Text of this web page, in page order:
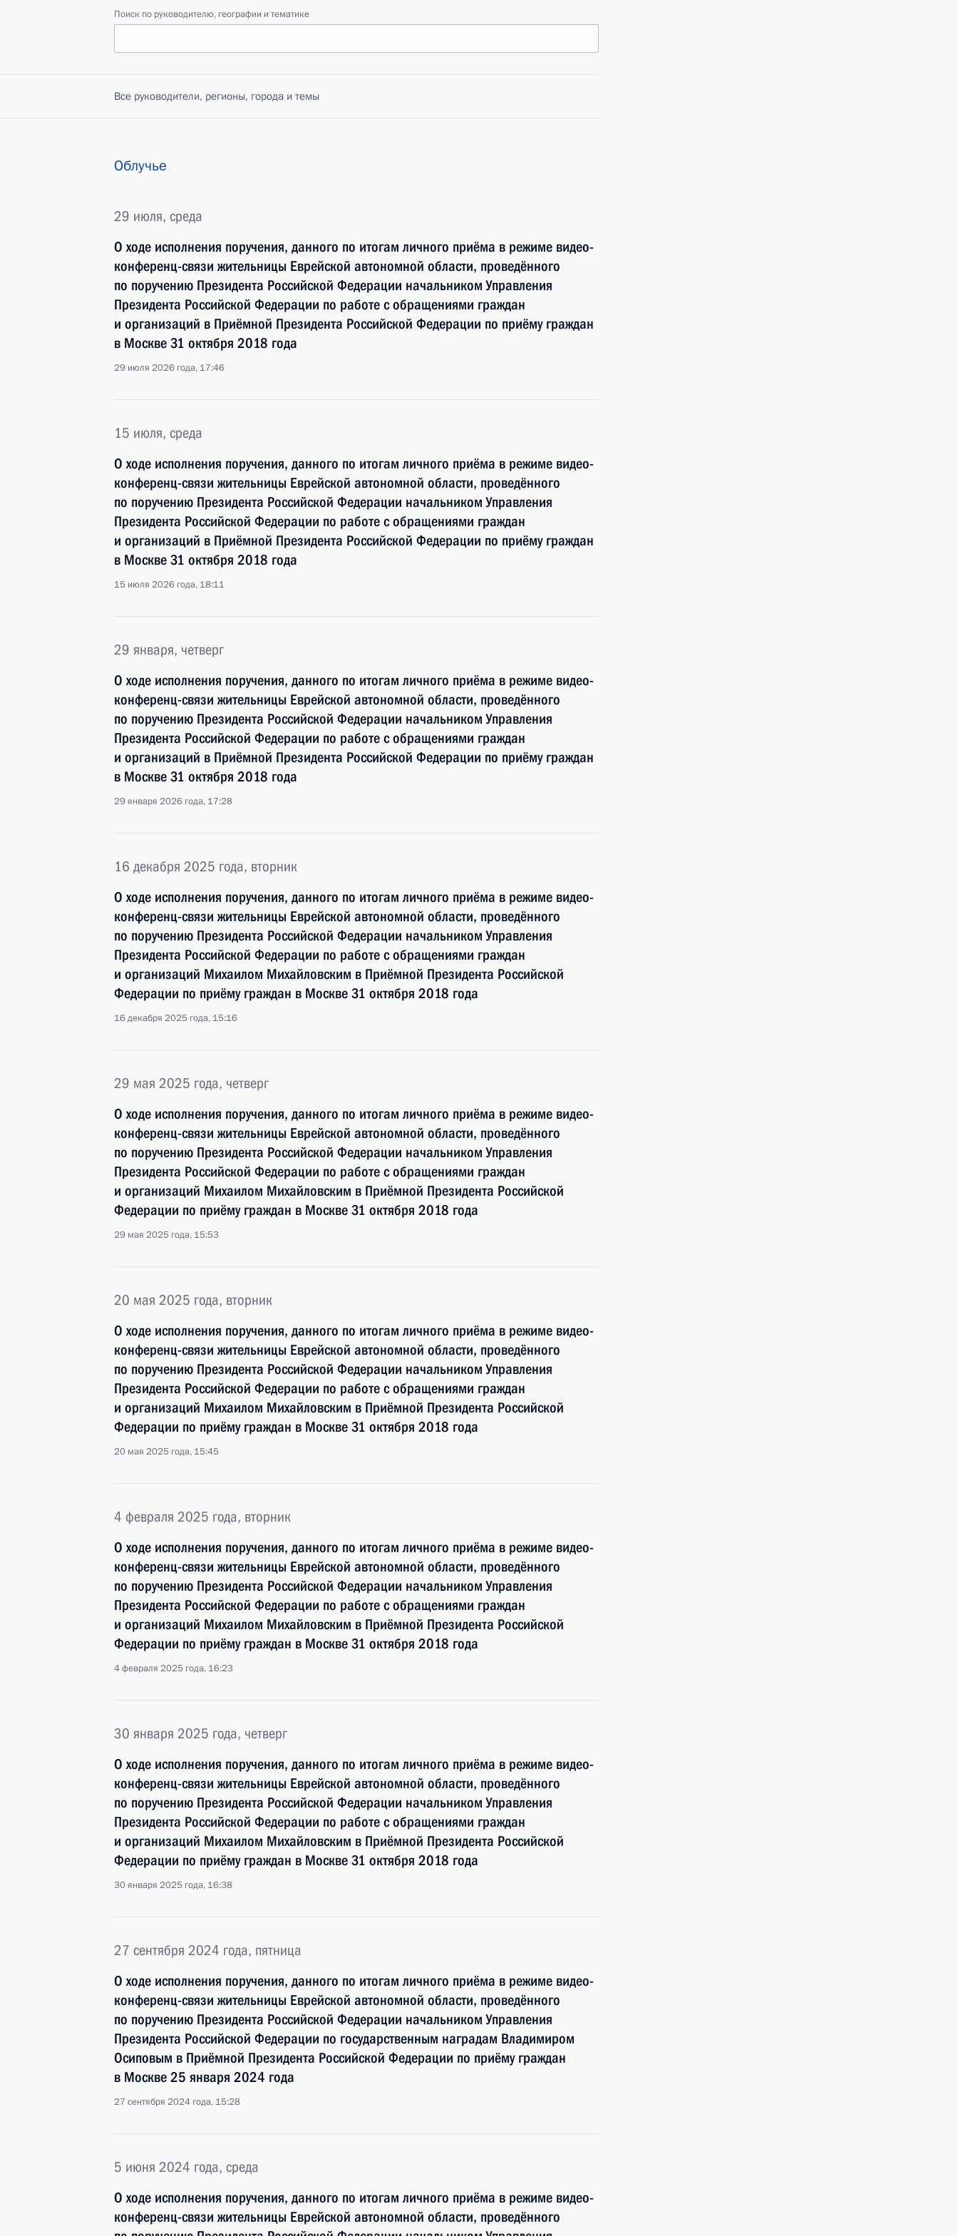
Поиск по руководителю, географии и тематике
Все руководители, регионы, города и темы
Облучье
29 июля, среда
О ходе исполнения поручения, данного по итогам личного приёма в режиме видео-
конференц-связи жительницы Еврейской автономной области, проведённого
по поручению Президента Российской Федерации начальником Управления
Президента Российской Федерации по работе с обращениями граждан
и организаций в Приёмной Президента Российской Федерации по приёму граждан
в Москве 31 октября 2018 года
29 июля 2026 года, 17:46
15 июля, среда
О ходе исполнения поручения, данного по итогам личного приёма в режиме видео-
конференц-связи жительницы Еврейской автономной области, проведённого
по поручению Президента Российской Федерации начальником Управления
Президента Российской Федерации по работе с обращениями граждан
и организаций в Приёмной Президента Российской Федерации по приёму граждан
в Москве 31 октября 2018 года
15 июля 2026 года, 18:11
29 января, четверг
О ходе исполнения поручения, данного по итогам личного приёма в режиме видео-
конференц-связи жительницы Еврейской автономной области, проведённого
по поручению Президента Российской Федерации начальником Управления
Президента Российской Федерации по работе с обращениями граждан
и организаций в Приёмной Президента Российской Федерации по приёму граждан
в Москве 31 октября 2018 года
29 января 2026 года, 17:28
16 декабря 2025 года, вторник
О ходе исполнения поручения, данного по итогам личного приёма в режиме видео-
конференц-связи жительницы Еврейской автономной области, проведённого
по поручению Президента Российской Федерации начальником Управления
Президента Российской Федерации по работе с обращениями граждан
и организаций Михаилом Михайловским в Приёмной Президента Российской
Федерации по приёму граждан в Москве 31 октября 2018 года
16 декабря 2025 года, 15:16
29 мая 2025 года, четверг
О ходе исполнения поручения, данного по итогам личного приёма в режиме видео-
конференц-связи жительницы Еврейской автономной области, проведённого
по поручению Президента Российской Федерации начальником Управления
Президента Российской Федерации по работе с обращениями граждан
и организаций Михаилом Михайловским в Приёмной Президента Российской
Федерации по приёму граждан в Москве 31 октября 2018 года
29 мая 2025 года, 15:53
20 мая 2025 года, вторник
О ходе исполнения поручения, данного по итогам личного приёма в режиме видео-
конференц-связи жительницы Еврейской автономной области, проведённого
по поручению Президента Российской Федерации начальником Управления
Президента Российской Федерации по работе с обращениями граждан
и организаций Михаилом Михайловским в Приёмной Президента Российской
Федерации по приёму граждан в Москве 31 октября 2018 года
20 мая 2025 года, 15:45
4 февраля 2025 года, вторник
О ходе исполнения поручения, данного по итогам личного приёма в режиме видео-
конференц-связи жительницы Еврейской автономной области, проведённого
по поручению Президента Российской Федерации начальником Управления
Президента Российской Федерации по работе с обращениями граждан
и организаций Михаилом Михайловским в Приёмной Президента Российской
Федерации по приёму граждан в Москве 31 октября 2018 года
4 февраля 2025 года, 16:23
30 января 2025 года, четверг
О ходе исполнения поручения, данного по итогам личного приёма в режиме видео-
конференц-связи жительницы Еврейской автономной области, проведённого
по поручению Президента Российской Федерации начальником Управления
Президента Российской Федерации по работе с обращениями граждан
и организаций Михаилом Михайловским в Приёмной Президента Российской
Федерации по приёму граждан в Москве 31 октября 2018 года
30 января 2025 года, 16:38
27 сентября 2024 года, пятница
О ходе исполнения поручения, данного по итогам личного приёма в режиме видео-
конференц-связи жительницы Еврейской автономной области, проведённого
по поручению Президента Российской Федерации начальником Управления
Президента Российской Федерации по государственным наградам Владимиром
Осиповым в Приёмной Президента Российской Федерации по приёму граждан
в Москве 25 января 2024 года
27 сентября 2024 года, 15:28
5 июня 2024 года, среда
О ходе исполнения поручения, данного по итогам личного приёма в режиме видео-
конференц-связи жительницы Еврейской автономной области, проведённого